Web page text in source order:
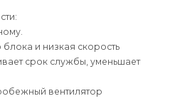
и низкая скорость
срок службы, уменьшает
вентилятор